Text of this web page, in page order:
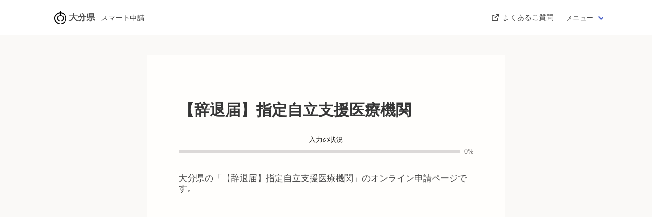
大分県 スマート申請 よくあるご質問 メニュー
【辞退届】指定自立支援医療機関
入力の状況
0%
大分県の「 【辞退届】指定自立支援医療機関 」のオンライン申請ページで
す。